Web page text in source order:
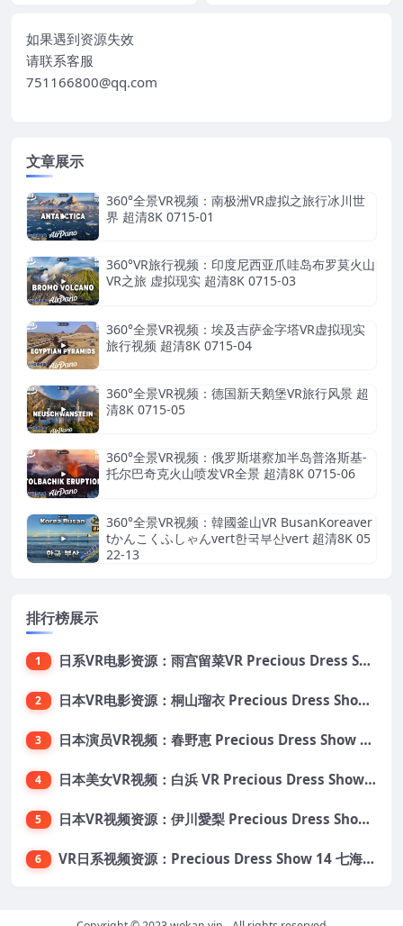
如果遇到资源失效
请联系客服
751166800@qq.com
文章展示
360°全景VR视频：南极洲VR虚拟之旅行冰川世
界 超清8K 0715-01
360°VR旅行视频：印度尼西亚爪哇岛布罗莫火山
VR之旅 虚拟现实 超清8K 0715-03
360°全景VR视频：埃及吉萨金字塔VR虚拟现实
旅行视频 超清8K 0715-04
360°全景VR视频：德国新天鹅堡VR旅行风景 超
清8K 0715-05
360°全景VR视频：俄罗斯堪察加半岛普洛斯基-
托尔巴奇克火山喷发VR全景 超清8K 0715-06
360°全景VR视频：韓國釜山VR BusanKoreaver
tかんこくふしゃんvert한국부산vert 超清8K 05
22-13
排行榜展示
1 日系VR电影资源：雨宫留菜VR Precious Dress Show31 大小5.5G 番号PDS031
2 日本VR电影资源：桐山瑠衣 Precious Dress Show24 大小13.5G 番号PDS024
3 日本演员VR视频：春野恵 Precious Dress Show 21 大小8.6G 番号 PDS021
4 日本美女VR视频：白浜 VR Precious Dress Show22 VR番号：PDS022 大小10.1G
5 日本VR视频资源：伊川愛梨 Precious Dress Show 15 日本VR番号PDS015 大小9.18G
6 VR日系视频资源：Precious Dress Show 14 七海 日本VR番号PDS014